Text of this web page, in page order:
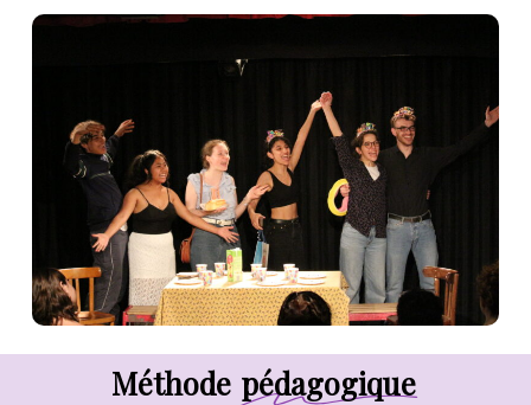
Méthode pédagogique